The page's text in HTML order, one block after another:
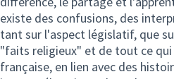
existe des confusions, des
tant sur l'aspect législatif, que
"faits religieux" et de tout ce qui
française, en lien avec des